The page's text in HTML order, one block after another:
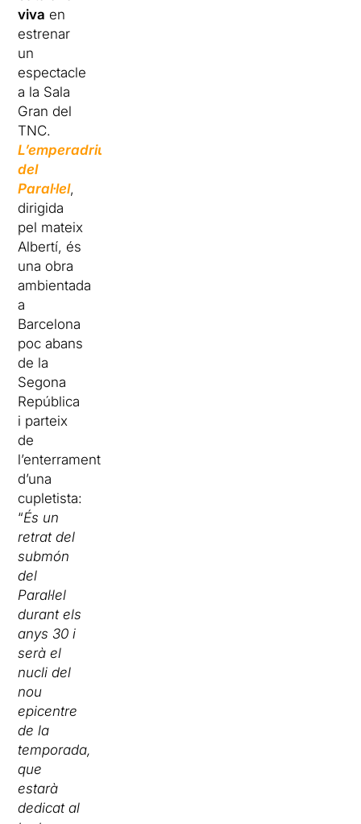
viva en
estrenar
un
espectacle
a la Sala
Gran del
TNC.
L’emperadriu
del
Paral·lel,
dirigida
pel mateix
Albertí, és
una obra
ambientada
a
Barcelona
poc abans
de la
Segona
República
i parteix
de
l’enterrament
d’una
cupletista:
“És un
retrat del
submón
del
Paral·lel
durant els
anys 30 i
serà el
nucli del
nou
epicentre
de la
temporada,
que
estarà
dedicat al